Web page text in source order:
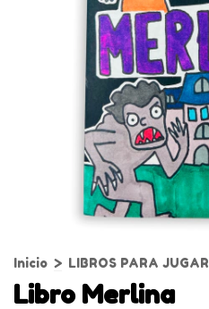
Inicio > LIBROS PARA JUGAR
Libro Merlina